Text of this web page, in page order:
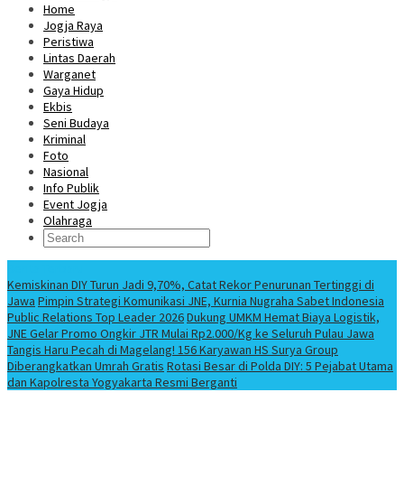
Home
Jogja Raya
Peristiwa
Lintas Daerah
Warganet
Gaya Hidup
Ekbis
Seni Budaya
Kriminal
Foto
Nasional
Info Publik
Event Jogja
Olahraga
Kemiskinan DIY Turun Jadi 9,70%, Catat Rekor Penurunan Tertinggi di
Jawa Pimpin Strategi Komunikasi JNE, Kurnia Nugraha Sabet Indonesia
Public Relations Top Leader 2026Dukung UMKM Hemat Biaya Logistik,
JNE Gelar Promo Ongkir JTR Mulai Rp2.000/Kg ke Seluruh Pulau Jawa
Tangis Haru Pecah di Magelang! 156 Karyawan HS Surya Group
Diberangkatkan Umrah Gratis Rotasi Besar di Polda DIY: 5 Pejabat Utama
dan Kapolresta Yogyakarta Resmi Berganti